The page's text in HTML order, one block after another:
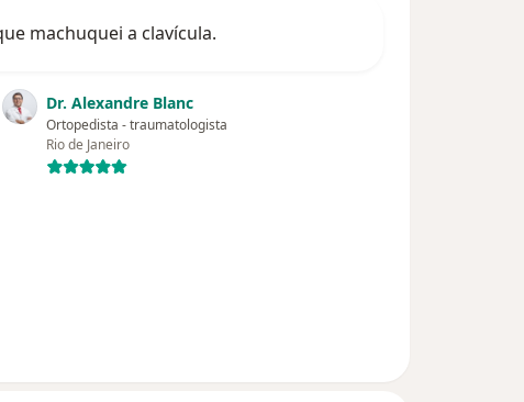
machuquei a clavícula.
Dr. Alexandre Blanc
Ortopedista - traumatologista
Rio de Janeiro